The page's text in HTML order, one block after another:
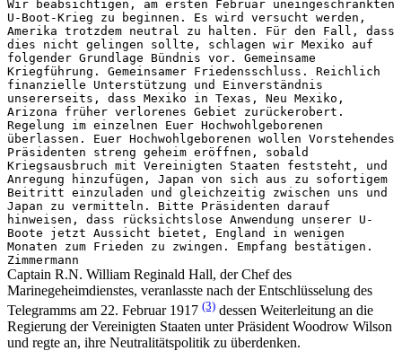
Wir beabsichtigen, am ersten Februar uneingeschränkten
U-Boot-Krieg zu beginnen. Es wird versucht werden,
Amerika trotzdem neutral zu halten. Für den Fall, dass
dies nicht gelingen sollte, schlagen wir Mexiko auf
folgender Grundlage Bündnis vor. Gemeinsame
Kriegführung. Gemeinsamer Friedensschluss. Reichlich
finanzielle Unterstützung und Einverständnis
unsererseits, dass Mexiko in Texas, Neu Mexiko,
Arizona früher verlorenes Gebiet zurückerobert.
Regelung im einzelnen Euer Hochwohlgeborenen
überlassen. Euer Hochwohlgeborenen wollen Vorstehendes
Präsidenten streng geheim eröffnen, sobald
Kriegsausbruch mit Vereinigten Staaten feststeht, und
Anregung hinzufügen, Japan von sich aus zu sofortigem
Beitritt einzuladen und gleichzeitig zwischen uns und
Japan zu vermitteln. Bitte Präsidenten darauf
hinweisen, dass rücksichtslose Anwendung unserer U-
Boote jetzt Aussicht bietet, England in wenigen
Monaten zum Frieden zu zwingen. Empfang bestätigen.
Zimmermann
Captain R.N. William Reginald Hall, der Chef des
Marinegeheimdienstes, veranlasste nach der Entschlüsselung des
Telegramms am 22. Februar 1917 (3) dessen Weiterleitung an die
Regierung der Vereinigten Staaten unter Präsident Woodrow Wilson
und regte an, ihre Neutralitätspolitik zu überdenken.